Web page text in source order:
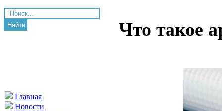
Найти
Главная
Новости
Что такое